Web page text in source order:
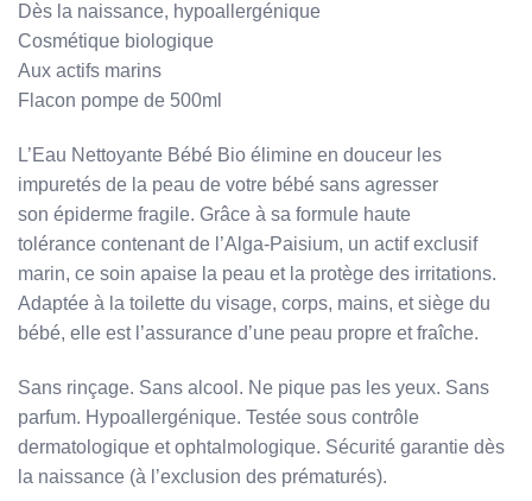
Dès la naissance, hypoallergénique
Cosmétique biologique
Aux actifs marins
Flacon pompe de 500ml
L’Eau Nettoyante Bébé Bio élimine en douceur les
impuretés de la peau de votre bébé sans agresser
son épiderme fragile. Grâce à sa formule haute
tolérance contenant de l’Alga-Paisium, un actif exclusif
marin, ce soin apaise la peau et la protège des irritations.
Adaptée à la toilette du visage, corps, mains, et siège du
bébé, elle est l’assurance d’une peau propre et fraîche.
Sans rinçage. Sans alcool. Ne pique pas les yeux. Sans
parfum. Hypoallergénique. Testée sous contrôle
dermatologique et ophtalmologique. Sécurité garantie dès
la naissance (à l’exclusion des prématurés).